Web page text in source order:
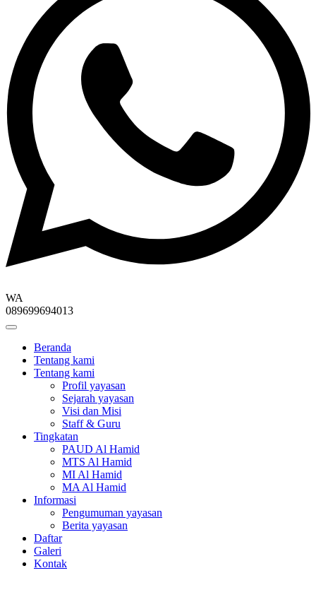
WA
089699694013
Beranda
Tentang kami
Tentang kami
Profil yayasan
Sejarah yayasan
Visi dan Misi
Staff & Guru
Tingkatan
PAUD Al Hamid
MTS Al Hamid
MI Al Hamid
MA Al Hamid
Informasi
Pengumuman yayasan
Berita yayasan
Daftar
Galeri
Kontak